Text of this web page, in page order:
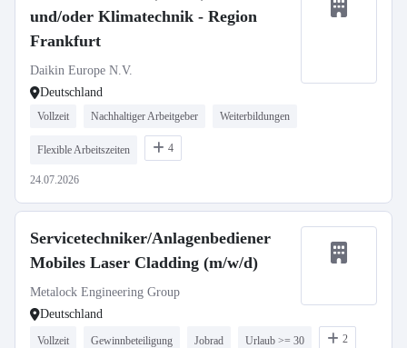
und/oder Klimatechnik - Region
Frankfurt
Daikin Europe N.V.
Deutschland
Vollzeit Nachhaltiger Arbeitgeber Weiterbildungen
Flexible Arbeitszeiten 4
24.07.2026
Servicetechniker/Anlagenbediener
Mobiles Laser Cladding (m/w/d)
Metalock Engineering Group
Deutschland
Vollzeit Gewinnbeteiligung Jobrad Urlaub >= 30 2